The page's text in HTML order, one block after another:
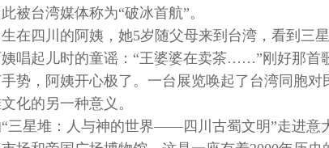
被台湾媒体称为“破冰首航”。
在四川的阿姨，她5岁随父母来到台湾，看到三
唱起儿时的童谣：“王婆婆在卖茶……”刚好那首
势，阿姨开心极了。一台展览唤起了台湾同胞对
化的另一种意义。
三星堆：人与神的世界——四川古蜀文明”走进意